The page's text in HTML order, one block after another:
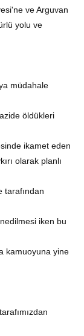
ve Arguvan
yolu ve
müdahale
öldükleri
ikamet eden
olarak planlı
tarafından
iken bu
kamuoyuna yine